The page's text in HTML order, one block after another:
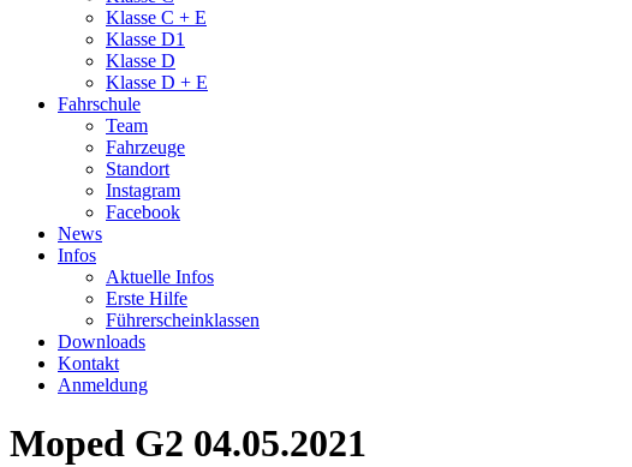
Klasse C + E
Klasse D1
Klasse D
Klasse D + E
Fahrschule
Team
Fahrzeuge
Standort
Instagram
Facebook
News
Infos
Aktuelle Infos
Erste Hilfe
Führerscheinklassen
Downloads
Kontakt
Anmeldung
Moped G2 04.05.2021